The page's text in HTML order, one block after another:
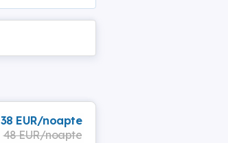
38 EUR/noapte
48 EUR/noapte